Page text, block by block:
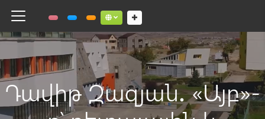
Toggle navigation Social links dropdown button
Դավիթ Զազյան․ «Այբ»-